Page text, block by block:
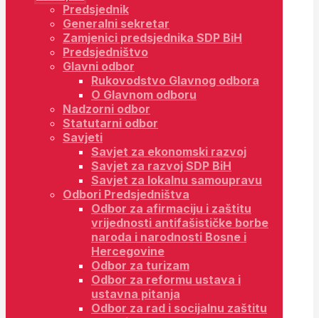
Predsjednik
Generalni sekretar
Zamjenici predsjednika SDP BiH
Predsjedništvo
Glavni odbor
Rukovodstvo Glavnog odbora
O Glavnom odboru
Nadzorni odbor
Statutarni odbor
Savjeti
Savjet za ekonomski razvoj
Savjet za razvoj SDP BiH
Savjet za lokalnu samoupravu
Odbori Predsjedništva
Odbor za afirmaciju i zaštitu
vrijednosti antifašističke borbe
naroda i narodnosti Bosne i
Hercegovine
Odbor za turizam
Odbor za reformu ustava i
ustavna pitanja
Odbor za rad i socijalnu zaštitu